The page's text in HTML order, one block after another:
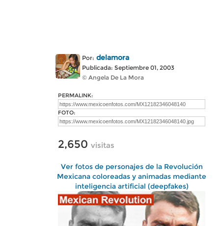
Por: delamora
Publicada: Septiembre 01, 2003
© Angela De La Mora
PERMALINK:
FOTO:
2,650 visitas
Ver fotos de personajes de la Revolución
Mexicana coloreadas y animadas mediante
inteligencia artificial (deepfakes)